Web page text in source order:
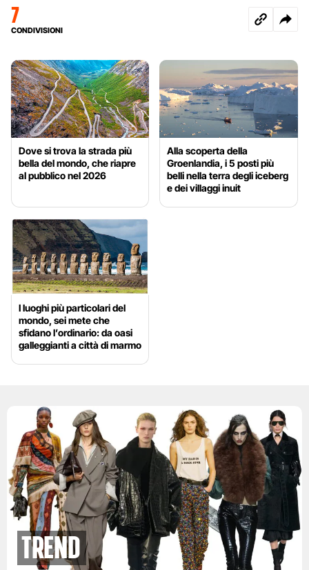
7
CONDIVISIONI
Dove si trova la strada più
bella del mondo, che riapre
al pubblico nel 2026
Alla scoperta della
Groenlandia, i 5 posti più
belli nella terra degli iceberg
e dei villaggi inuit
I luoghi più particolari del
mondo, sei mete che
sfidano l’ordinario: da oasi
galleggianti a città di marmo
Trend